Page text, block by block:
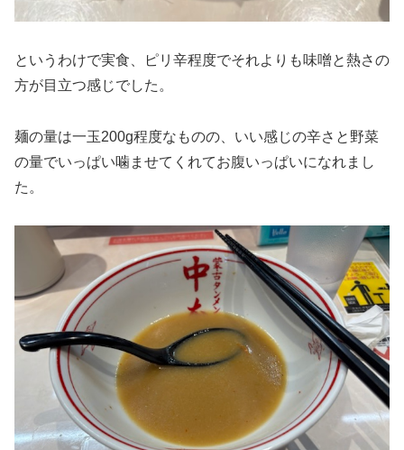
というわけで実食、ピリ辛程度でそれよりも味噌と熱さの
方が目立つ感じでした。
麺の量は一玉200g程度なものの、いい感じの辛さと野菜
の量でいっぱい噛ませてくれてお腹いっぱいになれまし
た。